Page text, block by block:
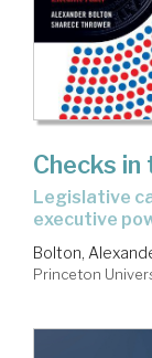
Checks in
legislative capacity and the dynamics of
executive
Bolton,
Princeton